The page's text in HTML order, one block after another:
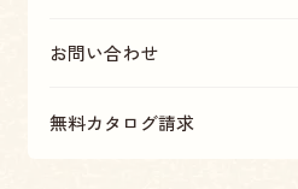
お問い合わせ
無料カタログ請求